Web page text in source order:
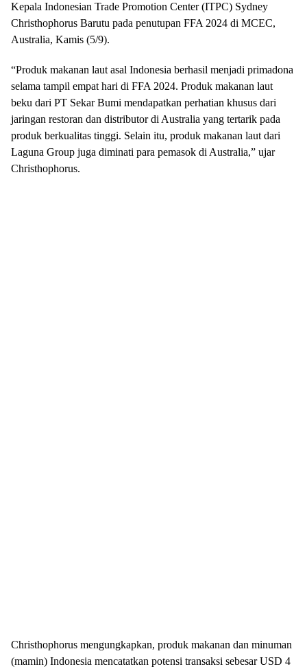
Kepala Indonesian Trade Promotion Center (ITPC) Sydney
Christhophorus Barutu pada penutupan FFA 2024 di MCEC,
Australia, Kamis (5/9).
“Produk makanan laut asal Indonesia berhasil menjadi primadona
selama tampil empat hari di FFA 2024. Produk makanan laut
beku dari PT Sekar Bumi mendapatkan perhatian khusus dari
jaringan restoran dan distributor di Australia yang tertarik pada
produk berkualitas tinggi. Selain itu, produk makanan laut dari
Laguna Group juga diminati para pemasok di Australia,” ujar
Christhophorus.
Christhophorus mengungkapkan, produk makanan dan minuman
(mamin) Indonesia mencatatkan potensi transaksi sebesar USD 4